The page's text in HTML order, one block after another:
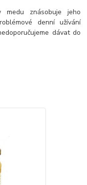
medu znásobuje jeho
denní užívání
dávat do